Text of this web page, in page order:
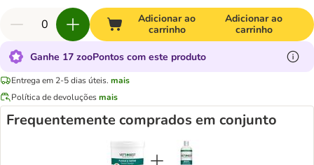
Adicionar ao
carrinho
Adicionar ao
carrinho
Ganhe 17 zooPontos com este produto
Entrega em 2-5 dias úteis. mais
Política de devoluçõesmais
Frequentemente comprados em conjunto